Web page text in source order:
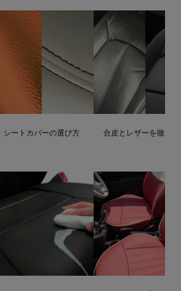
シートカバーの選び方 合皮とレザーを徹底比